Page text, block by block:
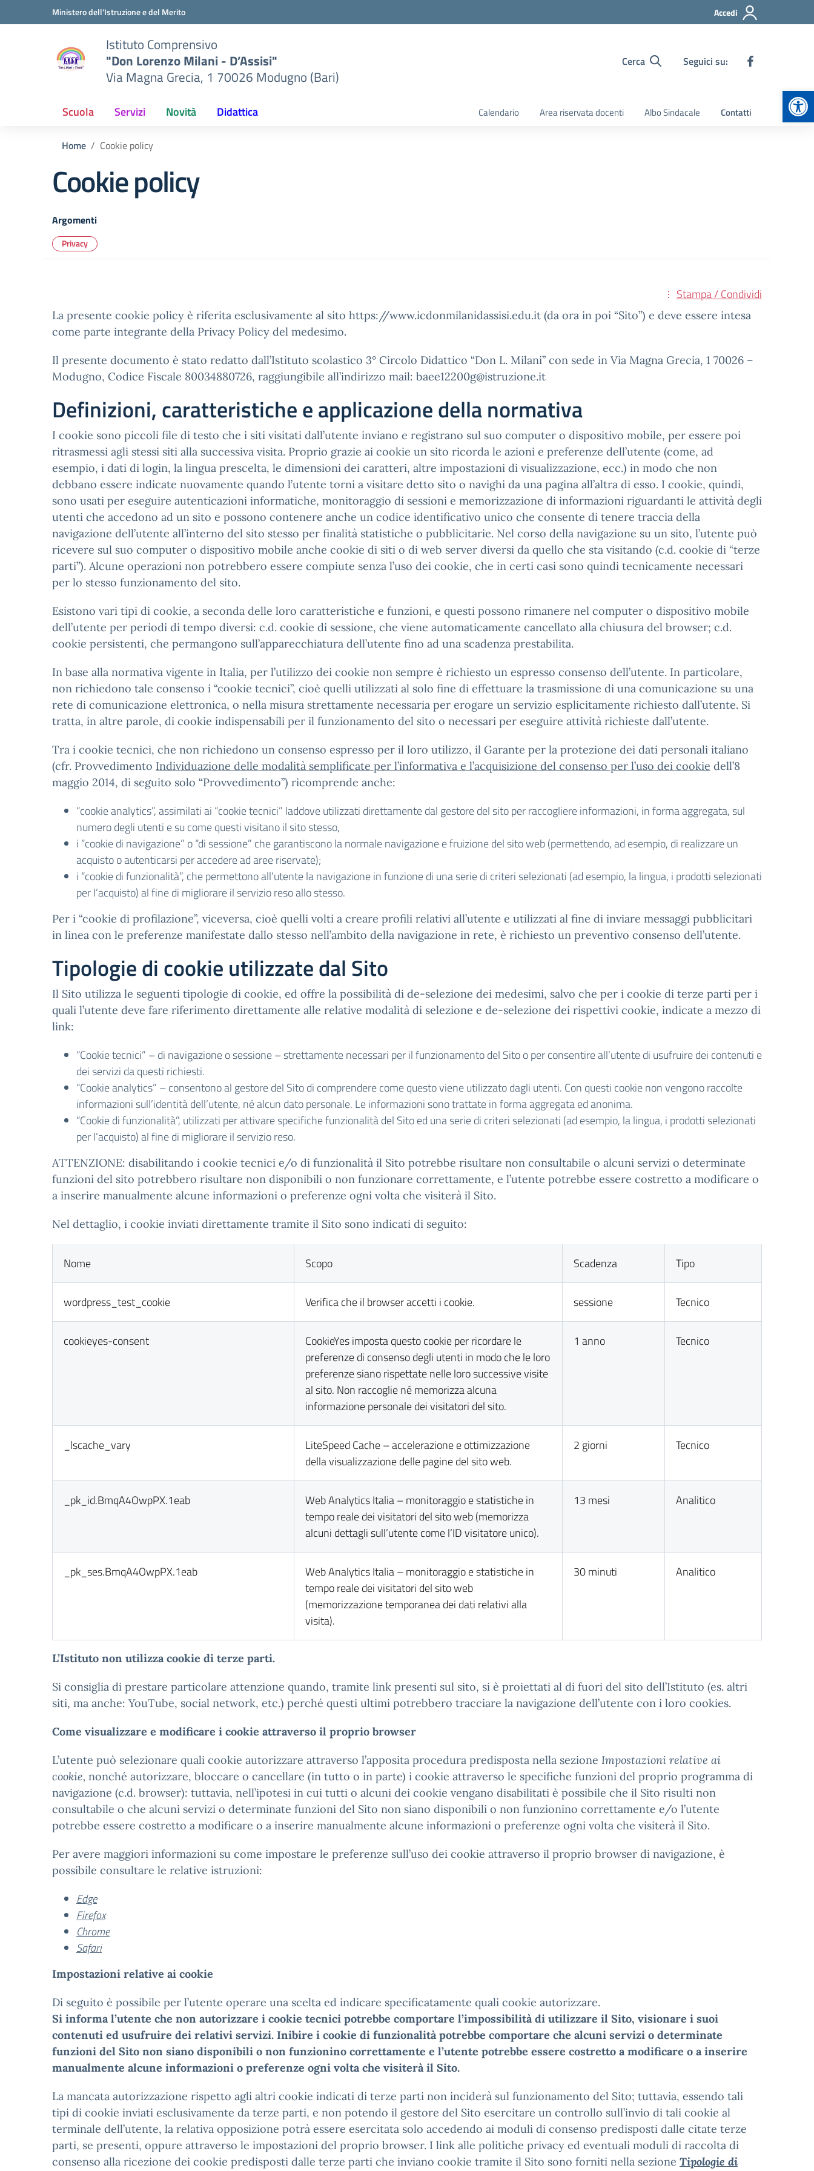
Vai ai contenuti
Vai al menu di navigazioneMinistero dell'Istruzione e del Merito Accedi
Istituto Comprensivo
"Don Lorenzo Milani - D’Assisi"
Via Magna Grecia, 1 70026 Modugno (Bari)
Cerca Seguici su:
Scuola Servizi Novità Didattica Calendario Area riservata docenti Albo Sindacale Contatti
Home Cookie policy
Cookie policy
Argomenti
Privacy
Stampa / Condividi
La presente cookie policy è riferita esclusivamente al sito https://www.icdonmilanidassisi.edu.it (da ora in poi “Sito”) e deve essere intesa
come parte integrante della Privacy Policy del medesimo.
Il presente documento è stato redatto dall’Istituto scolastico 3° Circolo Didattico “Don L. Milani” con sede in Via Magna Grecia, 1 70026 –
Modugno, Codice Fiscale 80034880726, raggiungibile all’indirizzo mail: baee12200g@istruzione.it
Definizioni, caratteristiche e applicazione della normativa
I cookie sono piccoli file di testo che i siti visitati dall’utente inviano e registrano sul suo computer o dispositivo mobile, per essere poi
ritrasmessi agli stessi siti alla successiva visita. Proprio grazie ai cookie un sito ricorda le azioni e preferenze dell’utente (come, ad
esempio, i dati di login, la lingua prescelta, le dimensioni dei caratteri, altre impostazioni di visualizzazione, ecc.) in modo che non
debbano essere indicate nuovamente quando l’utente torni a visitare detto sito o navighi da una pagina all’altra di esso. I cookie, quindi,
sono usati per eseguire autenticazioni informatiche, monitoraggio di sessioni e memorizzazione di informazioni riguardanti le attività degli
utenti che accedono ad un sito e possono contenere anche un codice identificativo unico che consente di tenere traccia della
navigazione dell’utente all’interno del sito stesso per finalità statistiche o pubblicitarie. Nel corso della navigazione su un sito, l’utente può
ricevere sul suo computer o dispositivo mobile anche cookie di siti o di web server diversi da quello che sta visitando (c.d. cookie di “terze
parti”). Alcune operazioni non potrebbero essere compiute senza l’uso dei cookie, che in certi casi sono quindi tecnicamente necessari
per lo stesso funzionamento del sito.
Esistono vari tipi di cookie, a seconda delle loro caratteristiche e funzioni, e questi possono rimanere nel computer o dispositivo mobile
dell’utente per periodi di tempo diversi: c.d. cookie di sessione, che viene automaticamente cancellato alla chiusura del browser; c.d.
cookie persistenti, che permangono sull’apparecchiatura dell’utente fino ad una scadenza prestabilita.
In base alla normativa vigente in Italia, per l’utilizzo dei cookie non sempre è richiesto un espresso consenso dell’utente. In particolare,
non richiedono tale consenso i “cookie tecnici”, cioè quelli utilizzati al solo fine di effettuare la trasmissione di una comunicazione su una
rete di comunicazione elettronica, o nella misura strettamente necessaria per erogare un servizio esplicitamente richiesto dall’utente. Si
tratta, in altre parole, di cookie indispensabili per il funzionamento del sito o necessari per eseguire attività richieste dall’utente.
Tra i cookie tecnici, che non richiedono un consenso espresso per il loro utilizzo, il Garante per la protezione dei dati personali italiano
(cfr. Provvedimento Individuazione delle modalità semplificate per l’informativa e l’acquisizione del consenso per l’uso dei cookie dell’8
maggio 2014, di seguito solo “Provvedimento”) ricomprende anche:
“cookie analytics”, assimilati ai “cookie tecnici” laddove utilizzati direttamente dal gestore del sito per raccogliere informazioni, in forma aggregata, sul
numero degli utenti e su come questi visitano il sito stesso,
i “cookie di navigazione” o “di sessione” che garantiscono la normale navigazione e fruizione del sito web (permettendo, ad esempio, di realizzare un
acquisto o autenticarsi per accedere ad aree riservate);
i “cookie di funzionalità”, che permettono all’utente la navigazione in funzione di una serie di criteri selezionati (ad esempio, la lingua, i prodotti selezionati
per l’acquisto) al fine di migliorare il servizio reso allo stesso.
Per i “cookie di profilazione”, viceversa, cioè quelli volti a creare profili relativi all’utente e utilizzati al fine di inviare messaggi pubblicitari
in linea con le preferenze manifestate dallo stesso nell’ambito della navigazione in rete, è richiesto un preventivo consenso dell’utente.
Tipologie di cookie utilizzate dal Sito
Il Sito utilizza le seguenti tipologie di cookie, ed offre la possibilità di de-selezione dei medesimi, salvo che per i cookie di terze parti per i
quali l’utente deve fare riferimento direttamente alle relative modalità di selezione e de-selezione dei rispettivi cookie, indicate a mezzo di
link:
“Cookie tecnici” – di navigazione o sessione – strettamente necessari per il funzionamento del Sito o per consentire all’utente di usufruire dei contenuti e
dei servizi da questi richiesti.
“Cookie analytics” – consentono al gestore del Sito di comprendere come questo viene utilizzato dagli utenti. Con questi cookie non vengono raccolte
informazioni sull’identità dell’utente, né alcun dato personale. Le informazioni sono trattate in forma aggregata ed anonima.
“Cookie di funzionalità”, utilizzati per attivare specifiche funzionalità del Sito ed una serie di criteri selezionati (ad esempio, la lingua, i prodotti selezionati
per l’acquisto) al fine di migliorare il servizio reso.
ATTENZIONE: disabilitando i cookie tecnici e/o di funzionalità il Sito potrebbe risultare non consultabile o alcuni servizi o determinate
funzioni del sito potrebbero risultare non disponibili o non funzionare correttamente, e l’utente potrebbe essere costretto a modificare o
a inserire manualmente alcune informazioni o preferenze ogni volta che visiterà il Sito.
Nel dettaglio, i cookie inviati direttamente tramite il Sito sono indicati di seguito:
Nome Scopo Scadenza Tipo
wordpress_test_cookie Verifica che il browser accetti i cookie. sessione Tecnico
cookieyes-consent
CookieYes imposta questo cookie per ricordare le
preferenze di consenso degli utenti in modo che le loro
preferenze siano rispettate nelle loro successive visite
al sito. Non raccoglie né memorizza alcuna
informazione personale dei visitatori del sito.
1 anno Tecnico
_lscache_vary
LiteSpeed Cache – accelerazione e ottimizzazione
della visualizzazione delle pagine del sito web.
2 giorni Tecnico
_pk_id.BmqA4OwpPX.1eab
Web Analytics Italia – monitoraggio e statistiche in
tempo reale dei visitatori del sito web (memorizza
alcuni dettagli sull’utente come l’ID visitatore unico).
13 mesi Analitico
_pk_ses.BmqA4OwpPX.1eab
Web Analytics Italia – monitoraggio e statistiche in
tempo reale dei visitatori del sito web
(memorizzazione temporanea dei dati relativi alla
visita).
30 minuti Analitico
L’Istituto non utilizza cookie di terze parti.
Si consiglia di prestare particolare attenzione quando, tramite link presenti sul sito, si è proiettati al di fuori del sito dell’Istituto (es. altri
siti, ma anche: YouTube, social network, etc.) perché questi ultimi potrebbero tracciare la navigazione dell’utente con i loro cookies.
Come visualizzare e modificare i cookie attraverso il proprio browser
L’utente può selezionare quali cookie autorizzare attraverso l’apposita procedura predisposta nella sezione Impostazioni relative ai
cookie, nonché autorizzare, bloccare o cancellare (in tutto o in parte) i cookie attraverso le specifiche funzioni del proprio programma di
navigazione (c.d. browser): tuttavia, nell’ipotesi in cui tutti o alcuni dei cookie vengano disabilitati è possibile che il Sito risulti non
consultabile o che alcuni servizi o determinate funzioni del Sito non siano disponibili o non funzionino correttamente e/o l’utente
potrebbe essere costretto a modificare o a inserire manualmente alcune informazioni o preferenze ogni volta che visiterà il Sito.
Per avere maggiori informazioni su come impostare le preferenze sull’uso dei cookie attraverso il proprio browser di navigazione, è
possibile consultare le relative istruzioni:
Edge
Firefox
Chrome
Safari
Impostazioni relative ai cookie
Di seguito è possibile per l’utente operare una scelta ed indicare specificatamente quali cookie autorizzare.
Si informa l’utente che non autorizzare i cookie tecnici potrebbe comportare l’impossibilità di utilizzare il Sito, visionare i suoi
contenuti ed usufruire dei relativi servizi. Inibire i cookie di funzionalità potrebbe comportare che alcuni servizi o determinate
funzioni del Sito non siano disponibili o non funzionino correttamente e l’utente potrebbe essere costretto a modificare o a inserire
manualmente alcune informazioni o preferenze ogni volta che visiterà il Sito.
La mancata autorizzazione rispetto agli altri cookie indicati di terze parti non inciderà sul funzionamento del Sito; tuttavia, essendo tali
tipi di cookie inviati esclusivamente da terze parti, e non potendo il gestore del Sito esercitare un controllo sull’invio di tali cookie al
terminale dell’utente, la relativa opposizione potrà essere esercitata solo accedendo ai moduli di consenso predisposti dalle citate terze
parti, se presenti, oppure attraverso le impostazioni del proprio browser. I link alle politiche privacy ed eventuali moduli di raccolta di
consenso alla ricezione dei cookie predisposti dalle terze parti che inviano cookie tramite il Sito sono forniti nella sezione Tipologie di